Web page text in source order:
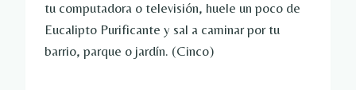
tu computadora o televisión, huele un poco de
Eucalipto Purificante y sal a caminar por tu
barrio, parque o jardín. (Cinco)